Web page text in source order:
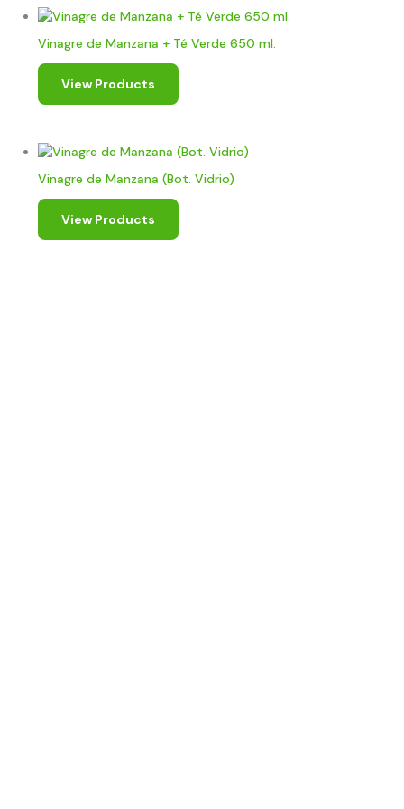
Vinagre de Manzana + Té Verde 650 ml.
View Products
Vinagre de Manzana (Bot. Vidrio)
View Products